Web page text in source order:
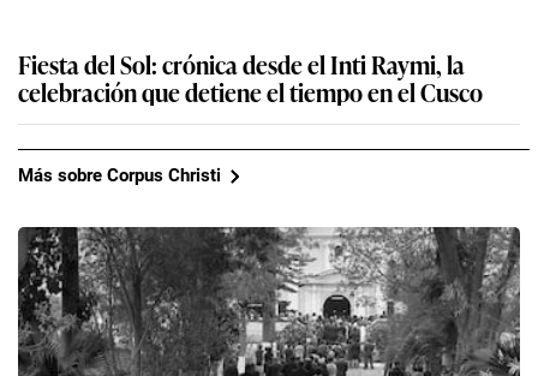
Fiesta del Sol: crónica desde el Inti Raymi, la
celebración que detiene el tiempo en el Cusco
Más sobre Corpus Christi